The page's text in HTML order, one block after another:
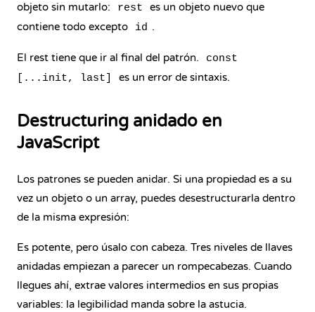
objeto sin mutarlo:
rest
es un objeto nuevo que
contiene todo excepto
id .
El rest tiene que ir al final del patrón.
const
[...init, last]
es un error de sintaxis.
Destructuring anidado en
JavaScript
Los patrones se pueden anidar. Si una propiedad es a su
vez un objeto o un array, puedes desestructurarla dentro
de la misma expresión:
Es potente, pero úsalo con cabeza. Tres niveles de llaves
anidadas empiezan a parecer un rompecabezas. Cuando
llegues ahí, extrae valores intermedios en sus propias
variables: la legibilidad manda sobre la astucia.